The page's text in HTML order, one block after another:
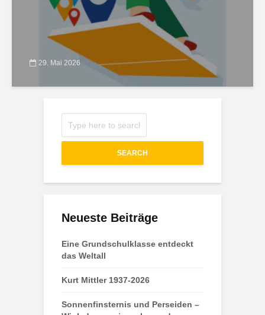
29. Mai 2026
SEARCH
Neueste Beiträge
Eine Grundschulklasse entdeckt
das Weltall
Kurt Mittler 1937-2026
Sonnenfinsternis und Perseiden –